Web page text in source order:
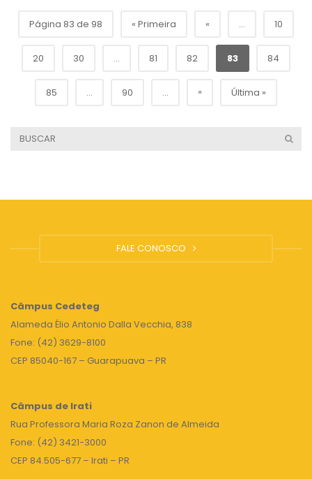
Página 83 de 98 « Primeira « ... 10
20 30 ... 81 82 83 84
85 ... 90 ... » Última »
FALE CONOSCO
Câmpus Cedeteg
Alameda Élio Antonio Dalla Vecchia, 838
Fone: (42) 3629-8100
CEP 85040-167 – Guarapuava – PR
Câmpus de Irati
Rua Professora Maria Roza Zanon de Almeida
Fone: (42) 3421-3000
CEP 84.505-677 – Irati – PR